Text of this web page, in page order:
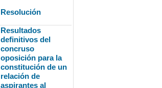
Resolución
Resultados
definitivos del
concruso
oposición para la
constitución de un
relación de
aspirantes al